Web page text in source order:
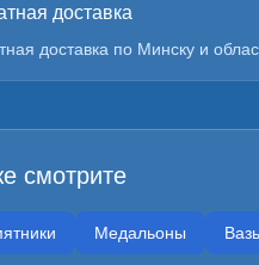
доставка
доставка по Минску и
смотрите
Медальоны